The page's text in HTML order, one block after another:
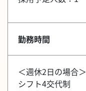
勤務時間
＜週休2日の場合＞
シフト4交代制